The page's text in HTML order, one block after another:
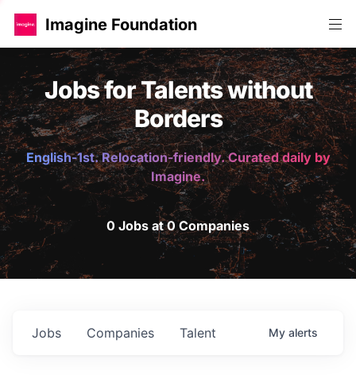
Imagine Foundation
Jobs for Talents without
Borders
English-1st. Relocation-friendly. Curated daily by
Imagine.
0 Jobs at 0 Companies
Jobs Companies Talent My alerts